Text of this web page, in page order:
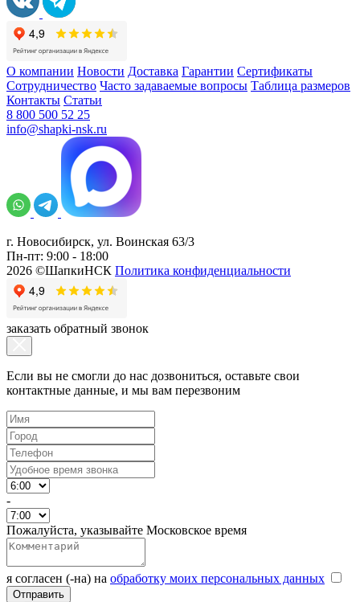
О компании Новости Доставка Гарантии Сертификаты
Сотрудничество Часто задаваемые вопросы Таблица размеров
Контакты Статьи
8 800 500 52 25
info@shapki-nsk.ru
г. Новосибирск, ул. Воинская 63/3
Пн-пт: 9:00 - 18:00
2026 ©ШапкиНСК Политика конфиденциальности
заказать обратный звонок
Если вы не смогли до нас дозвониться, оставьте свои
контактные данные, и мы вам перезвоним
-
Пожалуйста, указывайте Московское время
я согласен (-на) на обработку моих персональных данных